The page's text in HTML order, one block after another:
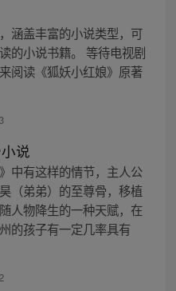
涵盖丰富的小说类型，可
的小说书籍。 等待电视剧
阅读《狐妖小红娘》原著
说
中有这样的情节，主人公
（弟弟）的至尊骨，移植
人物降生的一种天赋，在
的孩子有一定几率具有